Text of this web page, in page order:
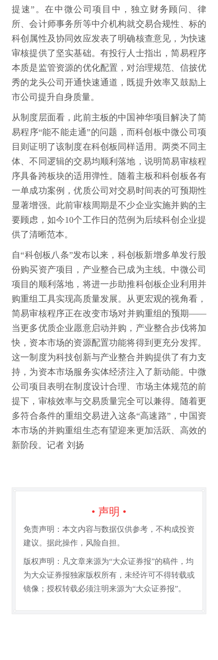
提速”。在中微公司项目中，独立财务顾问、律
所、会计师事务所等中介机构就交易合规性、标的
科创属性及协同效应发表了明确核查意见，为快速
审核提供了坚实基础。有投行人士指出，简易程序
本质是监管资源的优化配置，对治理规范、信披优
秀的龙头公司开通快速通道，既提升效率又鼓励上
市公司提升自身质量。
从制度层面看，此前主板的中国神华项目解决了简
易程序“能不能走通”的问题，而科创板中微公司项
目则证明了该制度在科创板同样适用。两类不同主
体、不同逻辑的交易均顺利落地，说明简易审核程
序具备跨板块的适用弹性。随着主板和科创板各有
一单成功案例，优质公司对交易时间表的可预期性
显著增强。此前审核周期是不少企业实施并购的主
要顾虑，如今10个工作日的范例为后续科创企业提
供了清晰范本。
自“科创板八条”发布以来，科创板新增多单发行股
份购买资产项目，产业整合已成为主线。中微公司
项目的顺利落地，将进一步助推科创板企业利用并
购重组工具实现高质量发展。从更宏观的视角看，
简易审核程序正在改变市场对并购重组的预期——
当更多优质企业愿意启动并购，产业整合步伐将加
快，资本市场的资源配置功能将得到更充分发挥。
这一制度为科技创新与产业整合并购提供了有力支
持，为资本市场服务实体经济注入了新动能。中微
公司项目表明在制度设计合理、市场主体规范的前
提下，审核效率与交易质量完全可以兼得。随着更
多符合条件的重组交易进入这条“高速路”，中国资
本市场的并购重组生态有望迎来更加活跃、高效的
新阶段。记者 刘扬
• 声明 •
免责声明：本文内容与数据仅供参考，不构成投资
建议。据此操作，风险自担。
版权声明：凡文章来源为“大众证券报”的稿件，均
为大众证券报独家版权所有，未经许可不得转载或
镜像；授权转载必须注明来源为“大众证券报”。